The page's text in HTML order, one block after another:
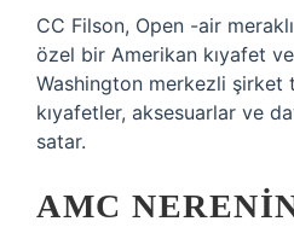
CC Filson, Open -air
özel bir Amerikan kıyafet
Washington merkezli şirket
kıyafetler, aksesuarlar ve
satar.
AMC